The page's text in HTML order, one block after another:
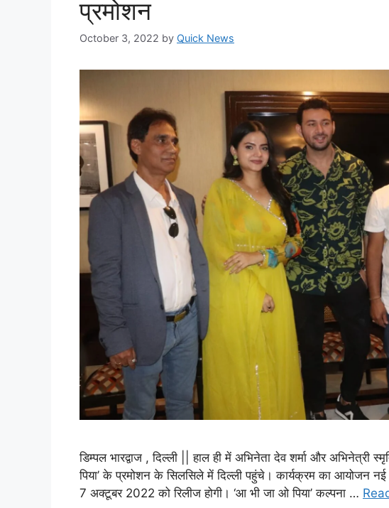
प्रमोशन
October 3, 2022 by Quick News
डिम्पल भारद्वाज , दिल्ली || हाल ही में अभिनेता देव शर्मा और अभिनेत्री
पिया’ के प्रमोशन के सिलसिले में दिल्ली पहुंचे। कार्यक्रम का आयोजन नई
7 अक्टूबर 2022 को रिलीज होगी। ‘आ भी जा ओ पिया’ कल्पना …